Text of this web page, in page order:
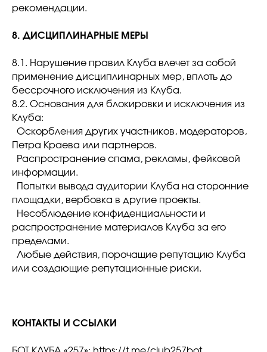
рекомендации.
8. ДИСЦИПЛИНАРНЫЕ МЕРЫ
8.1. Нарушение правил Клуба влечет за собой
применение дисциплинарных мер, вплоть до
бессрочного исключения из Клуба.
8.2. Основания для блокировки и исключения из
Клуба:
Оскорбления других участников, модераторов,
Петра Краева или партнеров.
Распространение спама, рекламы, фейковой
информации.
Попытки вывода аудитории Клуба на сторонние
площадки, вербовка в другие проекты.
Несоблюдение конфиденциальности и
распространение материалов Клуба за его
пределами.
Любые действия, порочащие репутацию Клуба
или создающие репутационные риски.
КОНТАКТЫ И ССЫЛКИ